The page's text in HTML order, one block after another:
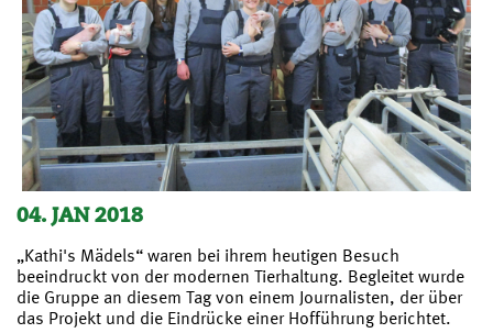
04. JAN 2018
„Kathi's Mädels“ waren bei ihrem heutigen Besuch
beeindruckt von der modernen Tierhaltung. Begleitet wurde
die Gruppe an diesem Tag von einem Journalisten, der über
das Projekt und die Eindrücke einer Hofführung berichtet.